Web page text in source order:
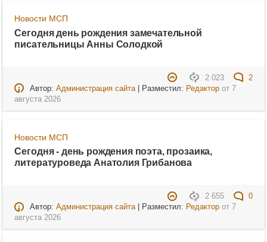
Новости МСП
Сегодня день рождения замечательной
писательницы Анны Солодкой
2 023
2
Автор: Администрация сайта| Разместил: Редакторот 7
августа 2026
Новости МСП
Сегодня - день рождения поэта, прозаика,
литературоведа Анатолия Грибанова
2 655
0
Автор: Администрация сайта| Разместил: Редакторот 7
августа 2026